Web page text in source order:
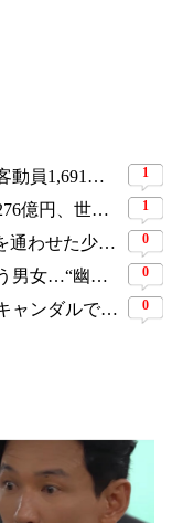
「盗作映画」の烙印を押された観客動員1,691万人の大ヒット作、裁判所の判断ですべてが覆った 1
死んでも、また戦場へ…製作費約276億円、世界興収584億円のSF大作『オール・ユー・ニード・イズ・キル』がついに配信 1
『ゴジラvsコング』でコングと心を通わせた少女役、わずか18歳で突然の死…父が事故を起こした19歳少年に伝えた言葉 0
遺体が埋まった場所でなぜか出会う男女…“幽霊の証言”で事件を解く『恋は命がけ』がNetflix世界2位 0
頭を寄せ合い、髪の匂いまで…スキャンダルで揺れた人気俳優、ベトナム女性歌手との親密動画が公開 0